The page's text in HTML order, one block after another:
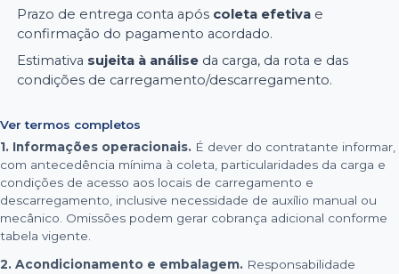
Prazo de entrega conta após coleta efetiva e
confirmação do pagamento acordado.
Estimativa sujeita à análise da carga, da rota e das
condições de carregamento/descarregamento.
Ver termos completos
1. Informações operacionais. É dever do contratante informar,
com antecedência mínima à coleta, particularidades da carga e
condições de acesso aos locais de carregamento e
descarregamento, inclusive necessidade de auxílio manual ou
mecânico. Omissões podem gerar cobrança adicional conforme
tabela vigente.
2. Acondicionamento e embalagem. Responsabilidade